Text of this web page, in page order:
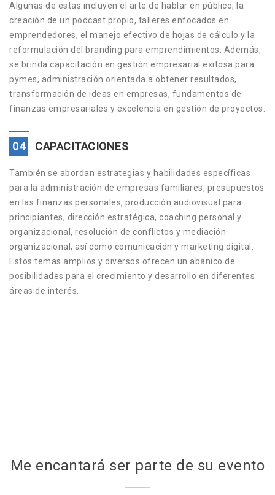
Algunas de estas incluyen el arte de hablar en público, la
creación de un podcast propio, talleres enfocados en
emprendedores, el manejo efectivo de hojas de cálculo y la
reformulación del branding para emprendimientos. Además,
se brinda capacitación en gestión empresarial exitosa para
pymes, administración orientada a obtener resultados,
transformación de ideas en empresas, fundamentos de
finanzas empresariales y excelencia en gestión de proyectos.
04 CAPACITACIONES
También se abordan estrategias y habilidades específicas
para la administración de empresas familiares, presupuestos
en las finanzas personales, producción audiovisual para
principiantes, dirección estratégica, coaching personal y
organizacional, resolución de conflictos y mediación
organizacional, así como comunicación y marketing digital.
Estos temas amplios y diversos ofrecen un abanico de
posibilidades para el crecimiento y desarrollo en diferentes
áreas de interés.
Me encantará ser parte de su evento